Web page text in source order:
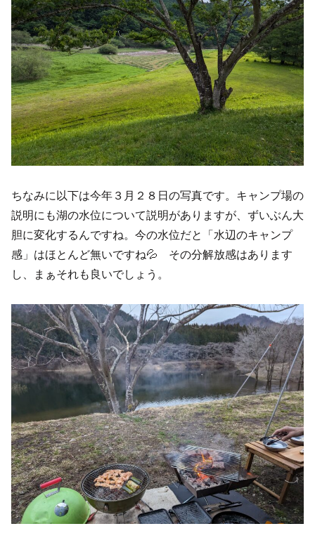
ちなみに以下は今年３月２８日の写真です。キャンプ場の
説明にも湖の水位について説明がありますが、ずいぶん大
胆に変化するんですね。今の水位だと「水辺のキャンプ
感」はほとんど無いですね💦 その分解放感はあります
し、まぁそれも良いでしょう。